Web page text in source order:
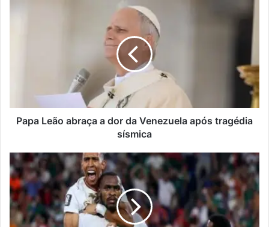
tragédia
sísmica
Papa Leão abraça a dor da Venezuela após tragédia
sísmica
Marrocos
elimina
a
Holanda
nos
penáltis